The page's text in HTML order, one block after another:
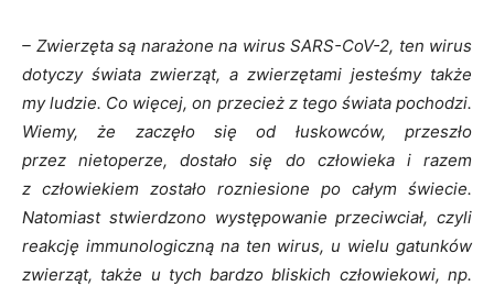
– Zwierzęta są narażone na wirus SARS-CoV-2, ten wirus
dotyczy świata zwierząt, a zwierzętami jesteśmy także
my ludzie. Co więcej, on przecież z tego świata pochodzi.
Wiemy, że zaczęło się od łuskowców, przeszło
przez nietoperze, dostało się do człowieka i razem
z człowiekiem zostało rozniesione po całym świecie.
Natomiast stwierdzono występowanie przeciwciał, czyli
reakcję immunologiczną na ten wirus, u wielu gatunków
zwierząt, także u tych bardzo bliskich człowiekowi, np.